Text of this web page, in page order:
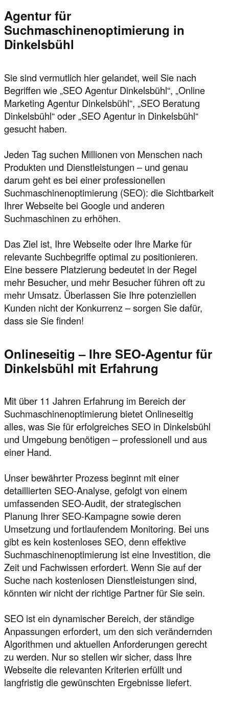
Agentur für
Suchmaschinenoptimierung in
Dinkelsbühl
Sie sind vermutlich hier gelandet, weil Sie nach
Begriffen wie „SEO Agentur Dinkelsbühl“, „Online
Marketing Agentur Dinkelsbühl“, „SEO Beratung
Dinkelsbühl“ oder „SEO Agentur in Dinkelsbühl“
gesucht haben.
Jeden Tag suchen Millionen von Menschen nach
Produkten und Dienstleistungen – und genau
darum geht es bei einer professionellen
Suchmaschinenoptimierung (SEO): die Sichtbarkeit
Ihrer Webseite bei Google und anderen
Suchmaschinen zu erhöhen.
Das Ziel ist, Ihre Webseite oder Ihre Marke für
relevante Suchbegriffe optimal zu positionieren.
Eine bessere Platzierung bedeutet in der Regel
mehr Besucher, und mehr Besucher führen oft zu
mehr Umsatz. Überlassen Sie Ihre potenziellen
Kunden nicht der Konkurrenz – sorgen Sie dafür,
dass sie Sie finden!
Onlineseitig – Ihre SEO-Agentur für
Dinkelsbühl mit Erfahrung
Mit über 11 Jahren Erfahrung im Bereich der
Suchmaschinenoptimierung bietet Onlineseitig
alles, was Sie für erfolgreiches SEO in Dinkelsbühl
und Umgebung benötigen – professionell und aus
einer Hand.
Unser bewährter Prozess beginnt mit einer
detaillierten SEO-Analyse, gefolgt von einem
umfassenden SEO-Audit, der strategischen
Planung Ihrer SEO-Kampagne sowie deren
Umsetzung und fortlaufendem Monitoring. Bei uns
gibt es kein kostenloses SEO, denn effektive
Suchmaschinenoptimierung ist eine Investition, die
Zeit und Fachwissen erfordert. Wenn Sie auf der
Suche nach kostenlosen Dienstleistungen sind,
könnten wir nicht der richtige Partner für Sie sein.
SEO ist ein dynamischer Bereich, der ständige
Anpassungen erfordert, um den sich verändernden
Algorithmen und aktuellen Anforderungen gerecht
zu werden. Nur so stellen wir sicher, dass Ihre
Webseite die relevanten Kriterien erfüllt und
langfristig die gewünschten Ergebnisse liefert.